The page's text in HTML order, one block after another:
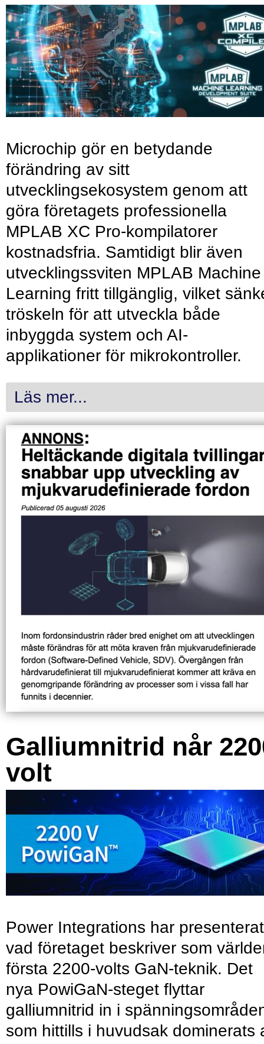
Microchip gör en betydande
förändring av sitt
utvecklingsekosystem genom att
göra företagets professionella
MPLAB XC Pro-kompilatorer
kostnadsfria. Samtidigt blir även
utvecklingssviten MPLAB Machine
Learning fritt tillgänglig, vilket
tröskeln för att utveckla både
inbyggda system och AI-
applikationer för mikrokontroller.
Läs mer...
Galliumnitrid når
volt
Power Integrations har presenterat
vad företaget beskriver som
första 2200-volts GaN-teknik. Det
nya PowiGaN-steget flyttar
galliumnitrid in i
som hittills i huvudsak dominerats